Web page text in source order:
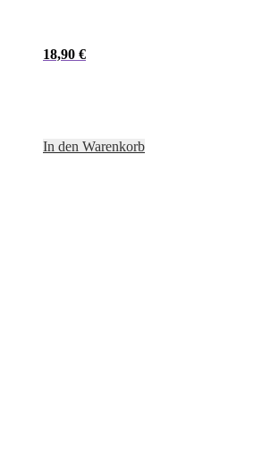
18,90 €
In den Warenkorb